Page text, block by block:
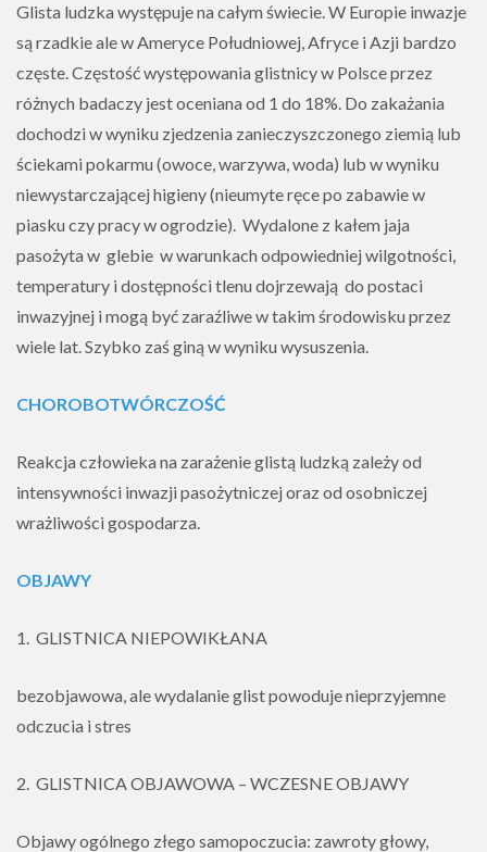
Glista ludzka występuje na całym świecie. W Europie inwazje
są rzadkie ale w Ameryce Południowej, Afryce i Azji bardzo
częste. Częstość występowania glistnicy w Polsce przez
różnych badaczy jest oceniana od 1 do 18%. Do zakażania
dochodzi w wyniku zjedzenia zanieczyszczonego ziemią lub
ściekami pokarmu (owoce, warzywa, woda) lub w wyniku
niewystarczającej higieny (nieumyte ręce po zabawie w
piasku czy pracy w ogrodzie). Wydalone z kałem jaja
pasożyta w glebie w warunkach odpowiedniej wilgotności,
temperatury i dostępności tlenu dojrzewają do postaci
inwazyjnej i mogą być zaraźliwe w takim środowisku przez
wiele lat. Szybko zaś giną w wyniku wysuszenia.
CHOROBOTWÓRCZOŚĆ
Reakcja człowieka na zarażenie glistą ludzką zależy od
intensywności inwazji pasożytniczej oraz od osobniczej
wrażliwości gospodarza.
OBJAWY
1. GLISTNICA NIEPOWIKŁANA
bezobjawowa, ale wydalanie glist powoduje nieprzyjemne
odczucia i stres
2. GLISTNICA OBJAWOWA – WCZESNE OBJAWY
Objawy ogólnego złego samopoczucia: zawroty głowy,